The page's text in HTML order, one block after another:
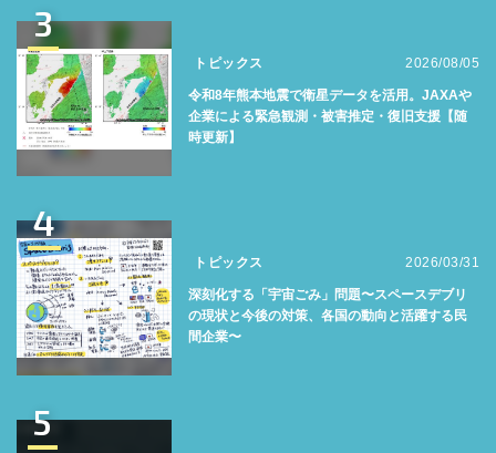
3
トピックス 2026/08/05
令和8年熊本地震で衛星データを活用。JAXAや
企業による緊急観測・被害推定・復旧支援【随
時更新】
4
トピックス 2026/03/31
深刻化する「宇宙ごみ」問題〜スペースデブリ
の現状と今後の対策、各国の動向と活躍する民
間企業〜
5